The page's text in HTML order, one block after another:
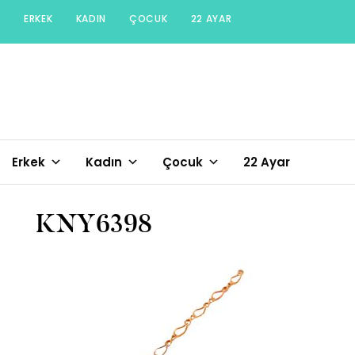
content
ERKEK KADIN ÇOCUK 22 AYAR
Erkek Kadın Çocuk 22 Ayar
KNY6398